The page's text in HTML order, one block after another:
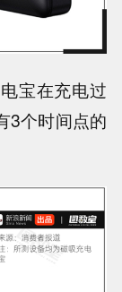
宝在充电过
3个时间点的